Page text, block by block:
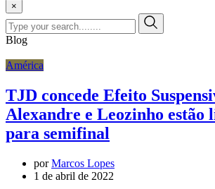
×
Blog
América
TJD concede Efeito
Alexandre e Leozinho estão
para semifinal
porMarcos Lopes
1 de abril de 2022